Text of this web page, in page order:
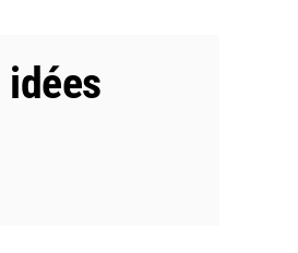
idées